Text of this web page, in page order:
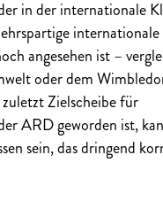
in der internationale
internationale
angesehen ist –
oder dem
Zielscheibe für
ARD geworden ist,
sein, das dringend